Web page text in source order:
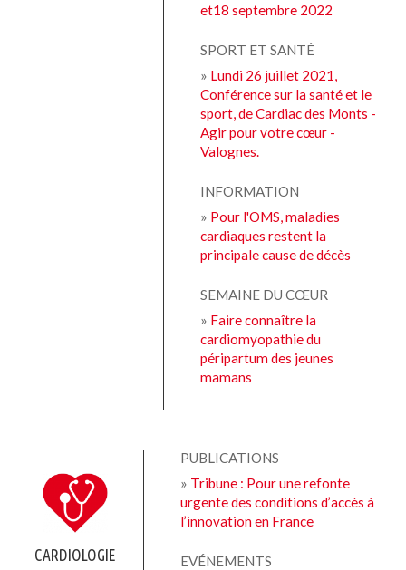
et18 septembre 2022
SPORT ET SANTÉ
» Lundi 26 juillet 2021,
Conférence sur la santé et le
sport, de Cardiac des Monts -
Agir pour votre cœur -
Valognes.
INFORMATION
» Pour l'OMS, maladies
cardiaques restent la
principale cause de décès
SEMAINE DU CŒUR
» Faire connaître la
cardiomyopathie du
péripartum des jeunes
mamans
CARDIOLOGIE
PUBLICATIONS
» Tribune : Pour une refonte
urgente des conditions d’accès à
l’innovation en France
EVÉNEMENTS